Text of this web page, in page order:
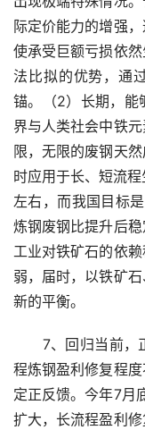
际定价能力的增强
使承受巨额亏损依
法比拟的优势，通
锚。（2）长期，能
界与人类社会中铁
限，无限的废钢天
时应用于长、短流
左右，而我国目标
炼钢废钢比提升后
工业对铁矿石的依
弱，届时，以铁矿
新的平衡。
7、回归当前，正
程炼钢盈利修复程
定正反馈。今年7月
扩大，长流程盈利